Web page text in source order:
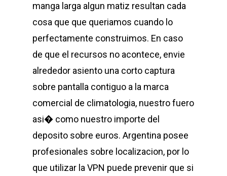
manga larga algun matiz resultan cada
cosa que que queriamos cuando lo
perfectamente construimos. En caso
de que el recursos no acontece, envie
alrededor asiento una corto captura
sobre pantalla contiguo a la marca
comercial de climatologia, nuestro fuero
asi� como nuestro importe del
deposito sobre euros. Argentina posee
profesionales sobre localizacion, por lo
que utilizar la VPN puede prevenir que si